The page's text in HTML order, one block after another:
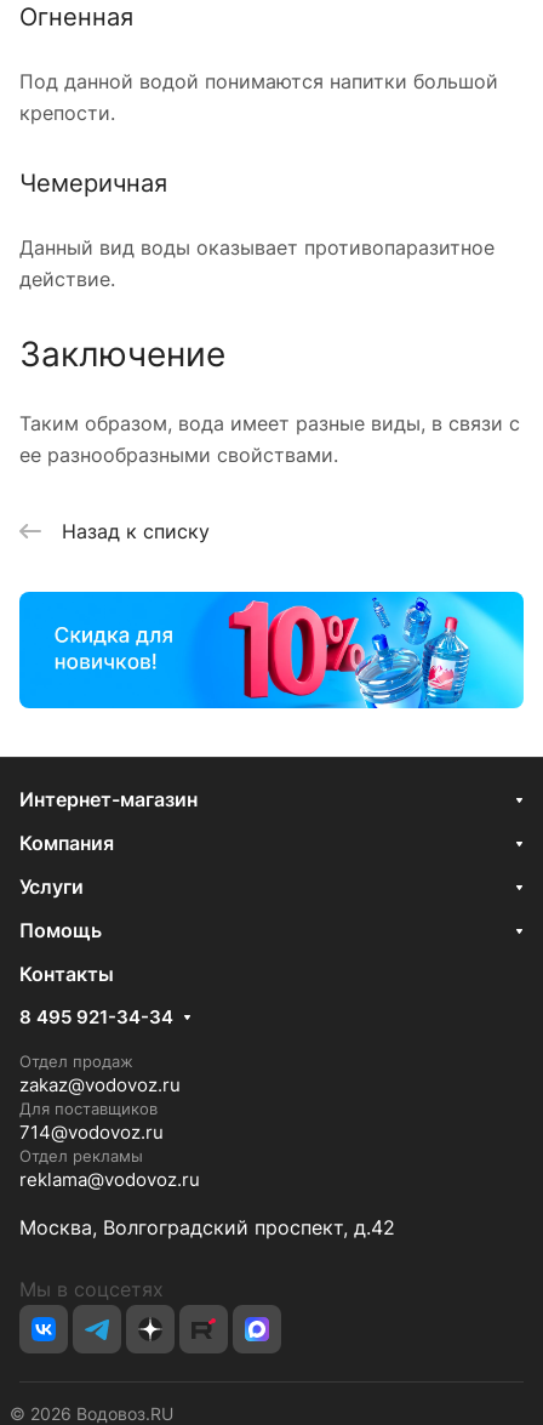
Огненная
Под данной водой понимаются напитки большой
крепости.
Чемеричная
Данный вид воды оказывает противопаразитное
действие.
Заключение
Таким образом, вода имеет разные виды, в связи с
ее разнообразными свойствами.
Назад к списку
Интернет-магазин
Компания
Услуги
Помощь
Контакты
8 495 921-34-34
Отдел продаж
zakaz@vodovoz.ru
Для поставщиков
714@vodovoz.ru
Отдел рекламы
reklama@vodovoz.ru
Москва, Волгоградский проспект, д.42
Мы в соцсетях
© 2026 Водовоз.RU